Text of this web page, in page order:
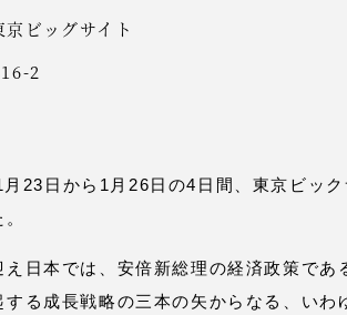
京ビッグサイト
2
23日から1月26日の4日間、東京ビッ
日本では、安倍新総理の経済政策であ
する成長戦略の三本の矢からなる、い